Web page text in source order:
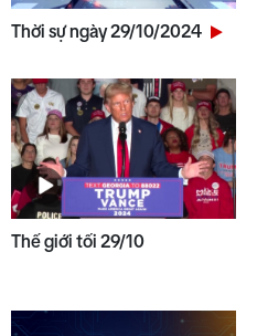
Thời sự ngày 29/10/2024
Thế giới tối 29/10